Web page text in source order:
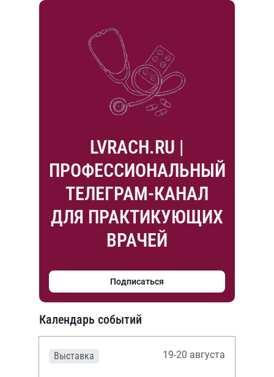
LVRACH.RU |
ПРОФЕССИОНАЛЬНЫЙ
ТЕЛЕГРАМ-КАНАЛ
ДЛЯ ПРАКТИКУЮЩИХ
ВРАЧЕЙ
Подписаться
Календарь событий
Выставка 19-20 августа